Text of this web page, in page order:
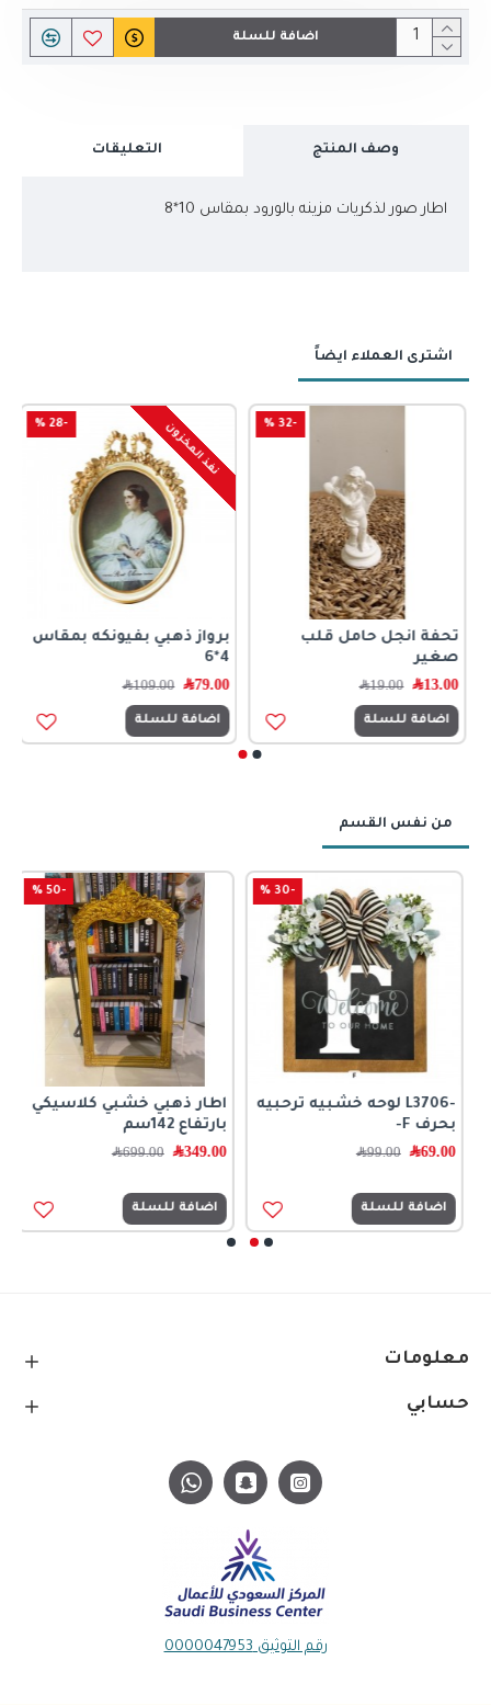
اضافة للسلة
وصف المنتج التعليقات
اطار صور لذكريات مزينه بالورود بمقاس 10*8
اشترى العملاء ايضاً
-32 %
تحفة انجل حامل قلب
صغير
13.00﷼ 19.00﷼
اضافة للسلة
-28 % نفذ المخزون
برواز ذهبي بفيونكه بمقاس
4*6
79.00﷼ 109.00﷼
اضافة للسلة
من نفس القسم
-L3706 لوحه خشبيه ترحبيه
بحرف F-
69.00﷼ 99.00﷼
اضافة للسلة
اطار ذهبي خشبي كلاسيكي
بارتفاع 142سم
349.00﷼ 699.00﷼
اضافة للسلة
معلومات
حسابي
رقم التوثيق 0000047953